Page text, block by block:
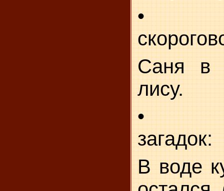
•
Саня в
лису.
•
загадок:
В воде